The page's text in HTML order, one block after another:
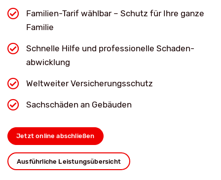
Familien-Tarif wählbar – Schutz für Ihre ganze
Familie
Schnelle Hilfe und professionelle Schaden­
abwicklung
Weltweiter Versicherungsschutz
Sachschäden an Gebäuden
Jetzt online abschließen
Ausführliche Leistungsübersicht